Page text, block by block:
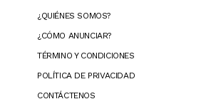
¿QUIÉNES SOMOS?
¿CÓMO ANUNCIAR?
TÉRMINO Y CONDICIONES
POLÍTICA DE PRIVACIDAD
CONTÁCTENOS